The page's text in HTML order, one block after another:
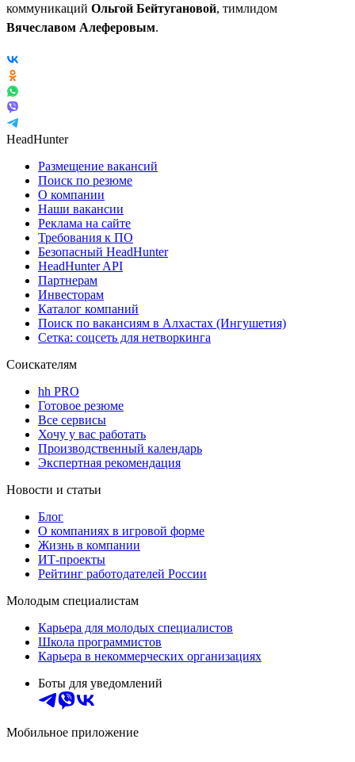
коммуникаций Ольгой Бейтугановой, тимлидом
Вячеславом Алеферовым.
HeadHunter
Размещение вакансий
Поиск по резюме
О компании
Наши вакансии
Реклама на сайте
Требования к ПО
Безопасный HeadHunter
HeadHunter API
Партнерам
Инвесторам
Каталог компаний
Поиск по вакансиям в Алхастах (Ингушетия)
Сетка: соцсеть для нетворкинга
Соискателям
hh PRO
Готовое резюме
Все сервисы
Хочу у вас работать
Производственный календарь
Экспертная рекомендация
Новости и статьи
Блог
О компаниях в игровой форме
Жизнь в компании
ИТ-проекты
Рейтинг работодателей России
Молодым специалистам
Карьера для молодых специалистов
Школа программистов
Карьера в некоммерческих организациях
Боты для уведомлений
Мобильное приложение